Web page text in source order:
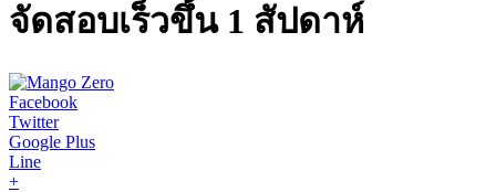
จัดสอบเร็วขึ้น 1 สัปดาห์
Facebook
Twitter
Google Plus
Line
+